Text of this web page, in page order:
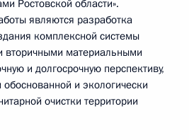
Ростовской области».
являются разработка
комплексной системы
вторичными материальными
и долгосрочную перспективу,
и экологически
очистки территории